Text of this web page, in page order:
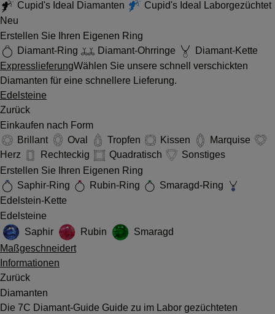
Cupid's Ideal Diamanten
Cupid's Ideal Laborgezüchtet
Neu
Erstellen Sie Ihren Eigenen Ring
Diamant-Ring
Diamant-Ohrringe
Diamant-Kette
ExpresslieferungWählen Sie unsere schnell verschickten
Diamanten für eine schnellere Lieferung.
Edelsteine
Zurück
Einkaufen nach Form
Brillant
Oval Tropfen Kissen
Marquise
Herz
Rechteckig Quadratisch
Sonstiges
Erstellen Sie Ihren Eigenen Ring
Saphir-Ring
Rubin-Ring
Smaragd-Ring
Edelstein-Kette
Edelsteine
Saphir
Rubin
Smaragd
Maßgeschneidert
Informationen
Zurück
Diamanten
Die 7C Diamant-Guide Guide zu im Labor gezüchteten